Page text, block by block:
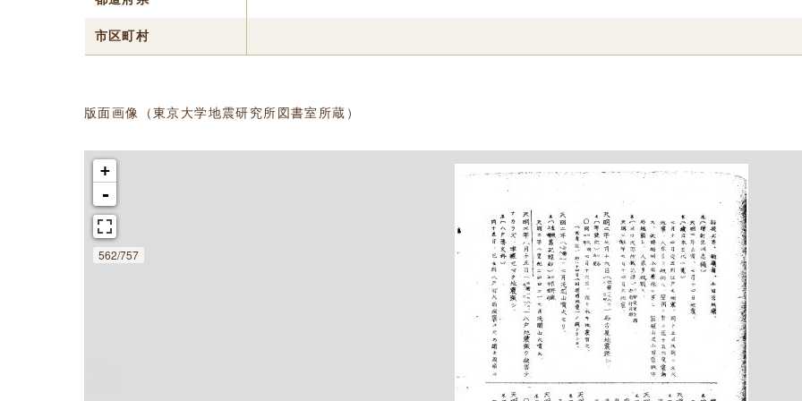
市区町村
版面画像（東京大学地震研究所図書室所蔵）
+
-
562/757